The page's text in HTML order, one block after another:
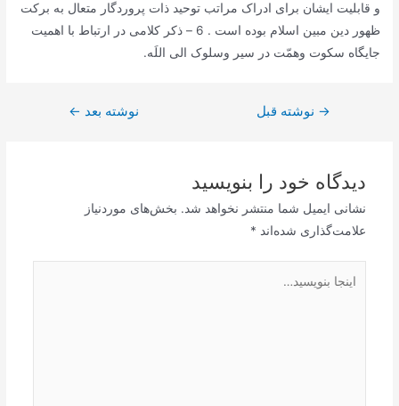
و قابلیت ایشان برای ادراک مراتب توحید ذات پروردگار متعال به برکت
ظهور دین مبین اسلام بوده است . 6 – ذکر کلامی در ارتباط با اهمیت
جایگاه سکوت وهمّت در سیر وسلوک الی اللَه.
راهبری
→ نوشته قبل نوشته بعد ←
دیدگاه‌ خود را بنویسید
نشانی ایمیل شما منتشر نخواهد شد. بخش‌های موردنیاز
علامت‌گذاری شده‌اند *
بنویسید…